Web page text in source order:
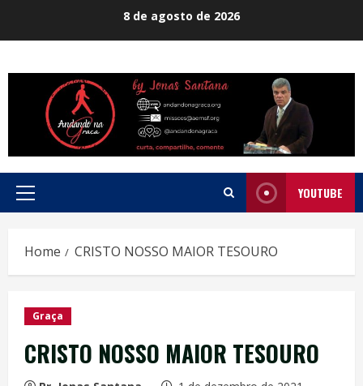
8 de agosto de 2026
Primary
YOUTUBE
Home CRISTO NOSSO MAIOR TESOURO
Graça
CRISTO NOSSO MAIOR TESOURO